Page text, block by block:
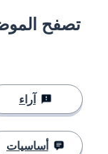
تصفح
آراء
أساسيات